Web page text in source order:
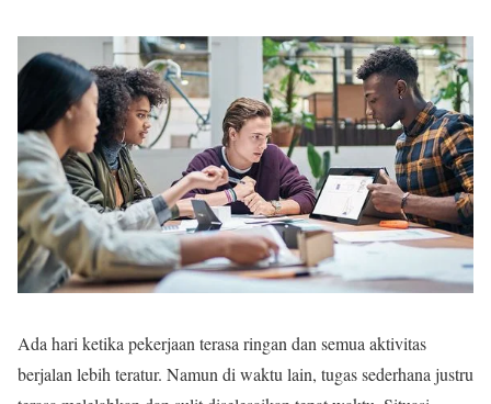
Ada hari ketika pekerjaan terasa ringan dan semua aktivitas
berjalan lebih teratur. Namun di waktu lain, tugas sederhana justru